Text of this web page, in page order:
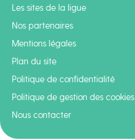
Les sites de la ligue
Nos partenaires
Mentions légales
Plan du site
Politique de confidentialité
Politique de gestion des cookies
Nous contacter